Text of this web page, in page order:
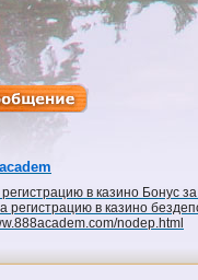
регистрацию в казино Бонус
регистрацию в казино
nodep.html